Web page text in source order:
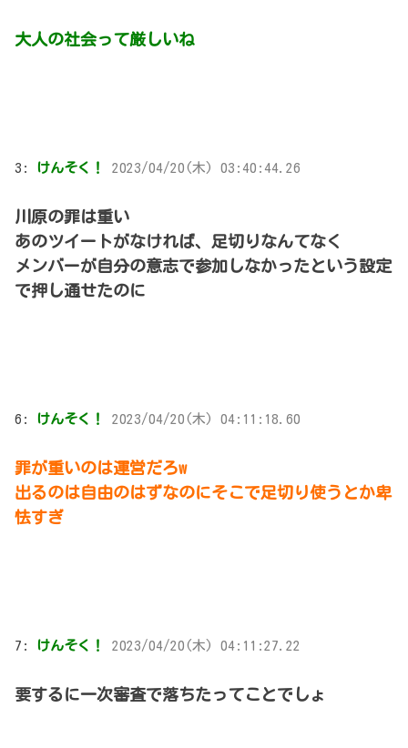
大人の社会って厳しいね
3: けんそく！ 2023/04/20(木) 03:40:44.26
川原の罪は重い
あのツイートがなければ、足切りなんてなく
メンバーが自分の意志で参加しなかったという設定
で押し通せたのに
6: けんそく！ 2023/04/20(木) 04:11:18.60
罪が重いのは運営だろw
出るのは自由のはずなのにそこで足切り使うとか卑
怯すぎ
7: けんそく！ 2023/04/20(木) 04:11:27.22
要するに一次審査で落ちたってことでしょ